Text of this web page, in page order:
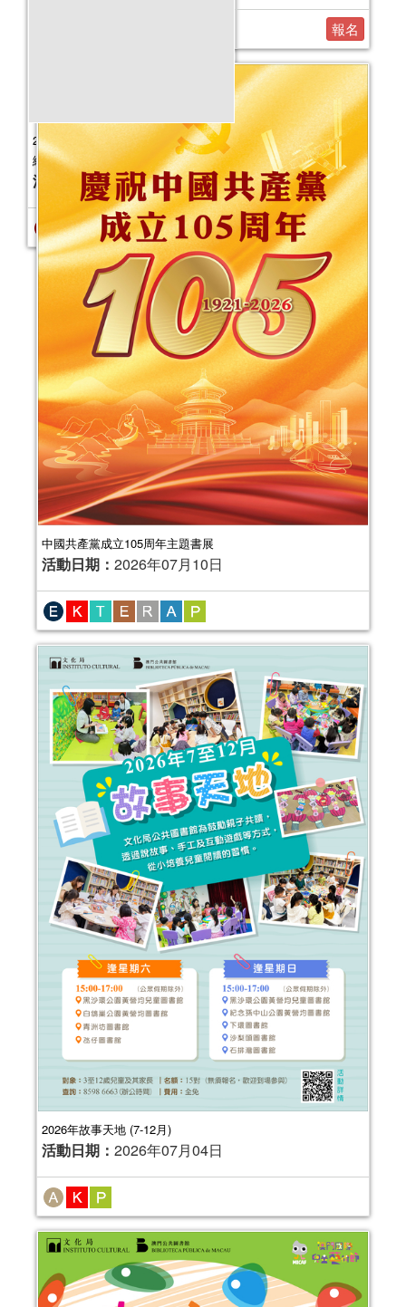
報名
中國共產黨成立105周年主題書展
活動日期： 2026年07月10日
2026年故事天地 (7-12月)
活動日期： 2026年07月04日
2025健康生活工作坊（2025年7-12
月）
活動日期：2025年07月12日
報名結束
2025年嬰幼兒親子閱讀推廣活動-嬰幼
繪本氹氹轉（7-9月）
活動日期：2025年07月05日
報名結束